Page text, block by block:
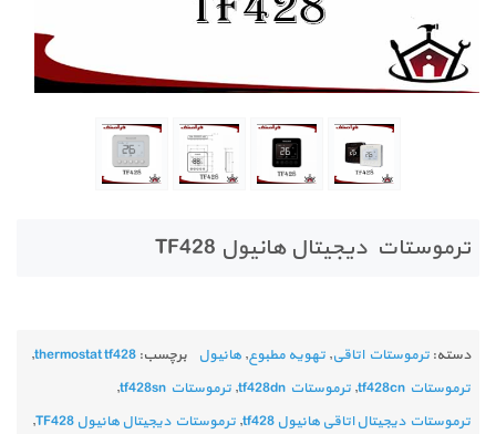
ترموستات دیجیتال هانیول TF428
دسته: ترموستات اتاقی, تهویه مطبوع, هانیول برچسب: thermostat tf428
,
ترموستات tf428cn
, ترموستات tf428dn , ترموستات tf428sn
,
ترموستات دیجیتال اتاقی هانیول tf428
, ترموستات دیجیتال هانیول TF428
,